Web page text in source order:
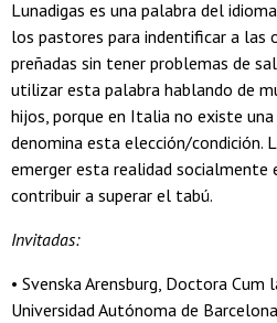
Lunadigas es una palabra del
los pastores para indentificar a las
preñadas sin tener problemas de
utilizar esta palabra hablando de
hijos, porque en Italia no existe
denomina esta elección/condición.
emerger esta realidad socialmente
contribuir a superar el tabú.
Invitadas:
• Svenska Arensburg, Doctora
Universidad Autónoma de